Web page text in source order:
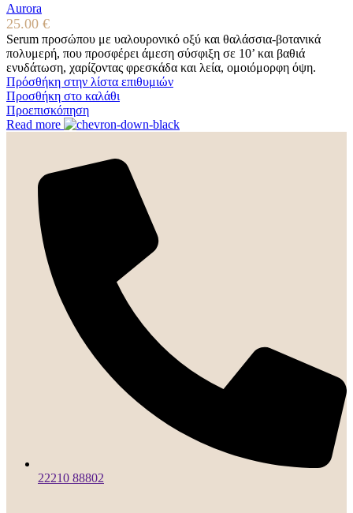
Aurora
25.00 €
Serum προσώπου με υαλουρονικό οξύ και θαλάσσια-βοτανικά
πολυμερή, που προσφέρει άμεση σύσφιξη σε 10’ και βαθιά
ενυδάτωση, χαρίζοντας φρεσκάδα και λεία, ομοιόμορφη όψη.
Πρόσθήκη στην λίστα επιθυμιών
Προσθήκη στο καλάθι
Προεπισκόπηση
Read more
22210 88802